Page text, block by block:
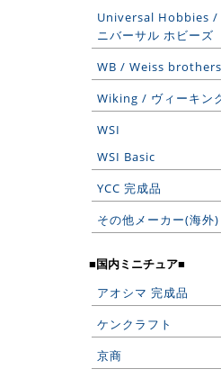
Universal Hobbies /
ニバーサル ホビーズ
WB / Weiss brothers
Wiking / ヴィーキン
WSI
WSI Basic
YCC 完成品
その他メーカー(海外)
■国内ミニチュア■
アオシマ 完成品
ケンクラフト
京商